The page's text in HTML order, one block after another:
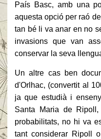
País Basc, amb una
aquesta opció per raó
tan bé li va anar en no
invasions que van
conservar la seva
Un altre cas ben
d'Orlhac, (convertit al
ja que estudià i
Santa Maria de
probabilitats, no hi va
tant considerar Ripoll